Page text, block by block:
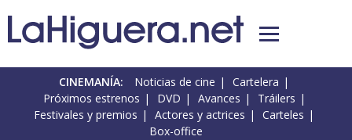
CINEMANÍA: Noticias de cine
Cartelera
Próximos estrenos
DVD Avances
Tráilers
Festivales y premios
Actores y actrices
Carteles
Box-office